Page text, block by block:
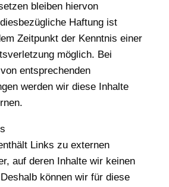
bleiben hiervon
Haftung ist
Zeitpunkt der Kenntnis einer
möglich. Bei
entsprechenden
werden wir diese Inhalte
Links zu externen
auf deren Inhalte wir keinen
können wir für diese